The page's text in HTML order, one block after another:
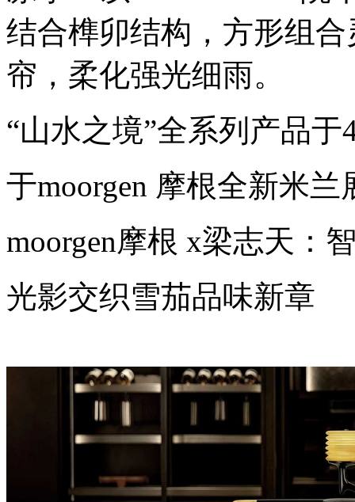
结合榫卯结构，方形组
帘，柔化强光细雨。
“山水之境”全系列产品
于moorgen 摩根全新米兰
moorgen摩根 x梁志天：
光影交织雪茄品味新章